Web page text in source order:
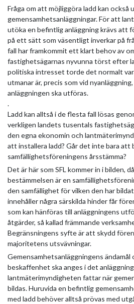
Fråga om att möjliggöra ladd kan också
gemensamhetsanläggningar. För att
utöka en befintlig anläggning krävs att
på ett sätt som väsentligt inverkar på
fall har framkommit ett klart behov av
fastighetsägarnas nyvunna törst efter
politiska intresset torde det normalt
utmanar är, precis som vid
anläggningen ska utföras.
.
Ladd kan alltså i de flesta fall lösas
verkligen landets tusentals
den egna ekonomin och
att installera ladd? Går det inte bara att
samfällighetsföreningens årsstämma?
Det är här som SFL kommer in i bilden,
bestämmelsen är en
den samfällighet för vilken den har
innehåller några särskilda hinder får
som kan hänföras till anläggningens
åtgärder, så kallad främmande
Begränsningens syfte är att skydd
majoritetens utsvävningar.
Gemensamhetsanläggningens ändamål
beskaffenhet ska anges i det
lantmäterimyndigheten fattar när
bildas. Huruvida en befintlig
med ladd behöver alltså prövas med